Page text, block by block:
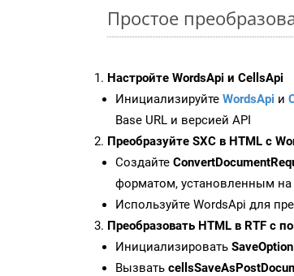
Простое
Настройте WordsApi и CellsApi
Инициализируйте WordsApi и
Base URL и версией API
Преобразуйте SXC в HTML с
Создайте
форматом, установленным на
Используйте WordsApi для
Преобразовать HTML в RTF с
Инициализировать SaveOption
Вызвать